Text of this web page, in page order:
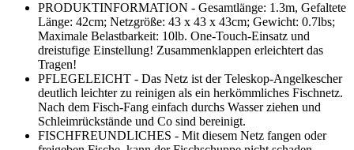
PRODUKTINFORMATION - Gesamtlänge: 1.3m, Gefaltete
Länge: 42cm; Netzgröße: 43 x 43 x 43cm; Gewicht: 0.7lbs;
Maximale Belastbarkeit: 10lb. One-Touch-Einsatz und
dreistufige Einstellung! Zusammenklappen erleichtert das
Tragen!
PFLEGELEICHT - Das Netz ist der Teleskop-Angelkescher
deutlich leichter zu reinigen als ein herkömmliches Fischnetz.
Nach dem Fisch-Fang einfach durchs Wasser ziehen und
Schleimrückstände und Co sind bereinigt.
FISCHFREUNDLICHES - Mit diesem Netz fangen oder